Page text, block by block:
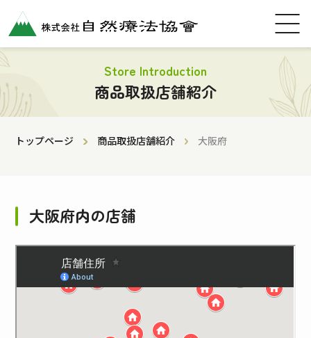
Store Introduction
商品取扱店舗紹介
トップページ 商品取扱店舗紹介 大阪府
大阪府内の店舗